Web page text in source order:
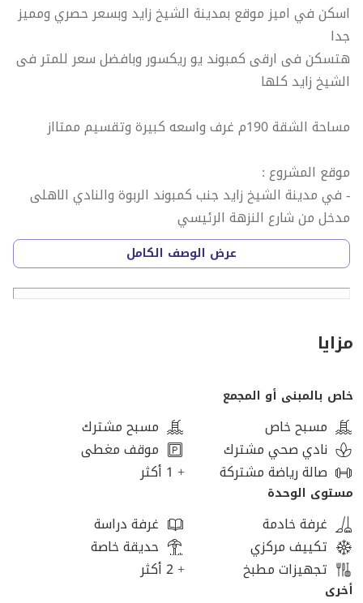
اسكن في اميز موقع بمدينة الشيخ زايد وبسعر حصري ومميز
جدا
هتسكن فى ارقى كمبوند يو ريكسور وبافضل سعر للمتر فى
الشيخ زايد كلها
مساحة الشقة 190م غرف واسعه كبيرة وتقسيم ممتااز
موقع المشروع :
- في مدينة الشيخ زايد جنب كمبوند الربوة والنادي الاهلى
مدخل من شارع النزهة الرئيسي
- منطقة الثورة الخضراء
- طريق مصر اسكندرية الصحراوي
- بالقرب من داندي مول
ومدارس وجامعات وطرق رئييسة
كمان الكمبوند فية كل الخدمات والمميزات اللى ممكن
تحتاجها فمش هتحتاج تطلع برة
امتلك بمقدم 700 الف وقسط ع اطول فترة سداد من غير اي
فوايد
كمان فى خصم كويس جدا فى حالة الكاش
عرض الوصف الكامل
مزايا
خاص بالمبنى أو المجمع
مسبح خاص
مسبح مشترك
نادي صحي مشترك
موقف مغطى
صالة رياضة مشتركة
+ 1 أكثر
مستوى الوحدة
غرفة خادمة
غرفة دراسة
تكييف مركزي
حديقة خاصة
تجهيزات مطبخ
+ 2 أكثر
أخرى